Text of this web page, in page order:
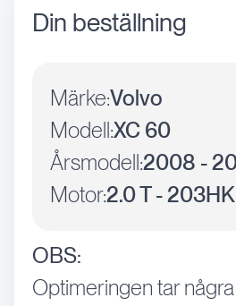
Din beställning
Märke:Volvo
Modell:XC 60
Årsmodell:2008 -
Motor:2.0 T - 203HK
OBS:
Optimeringen tar